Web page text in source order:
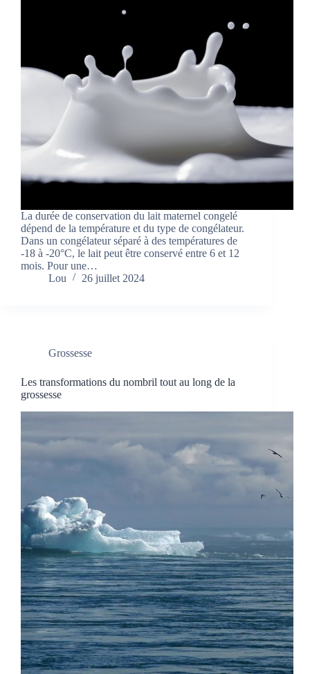
La durée de conservation du lait maternel congelé
dépend de la température et du type de congélateur.
Dans un congélateur séparé à des températures de
-18 à -20°C, le lait peut être conservé entre 6 et 12
mois. Pour une…
Lou
26 juillet 2024
Grossesse
Les transformations du nombril tout au long de la
grossesse